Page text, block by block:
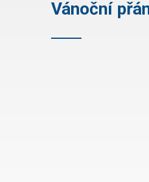
Vánoční